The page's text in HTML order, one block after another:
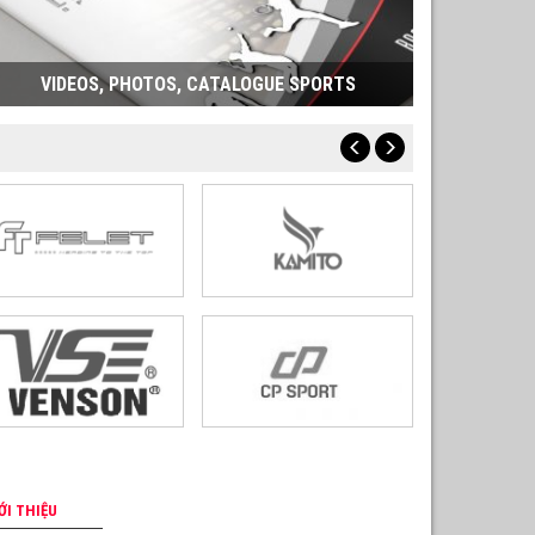
VIDEOS, PHOTOS, CATALOGUE SPORTS
THIỆU